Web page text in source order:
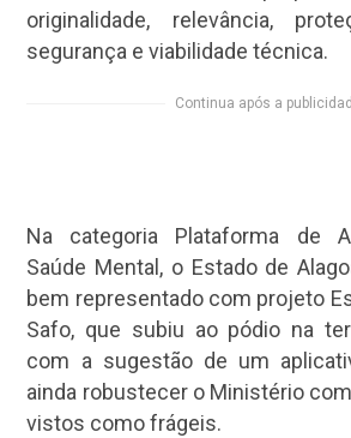
originalidade, relevância,
segurança e viabilidade técnica.
Continua após a
Na categoria Plataforma de
Saúde Mental, o Estado de
bem representado com projeto
Safo, que subiu ao pódio na
com a sugestão de um
ainda robustecer o Ministério
vistos como frágeis.